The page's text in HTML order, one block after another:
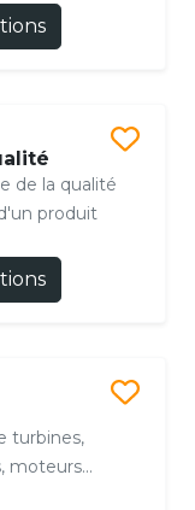
de la qualité
produit
turbines,
moteurs...